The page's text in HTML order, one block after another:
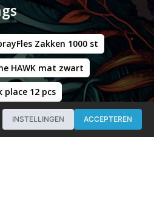
Zakken 1000 st
HAWK mat zwart
12 pcs
Zakjes
Pro - Matt Black
INSTELLINGEN ACCEPTEREN